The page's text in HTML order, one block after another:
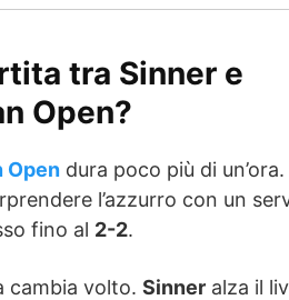
tra Sinner e
Open?
Open dura poco più di un’ora.
l’azzurro con un
fino al 2-2.
cambia volto. Sinner alza il